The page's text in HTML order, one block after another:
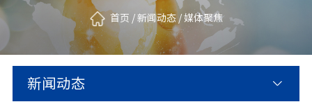
首页 /新闻动态 /媒体聚焦
新闻动态